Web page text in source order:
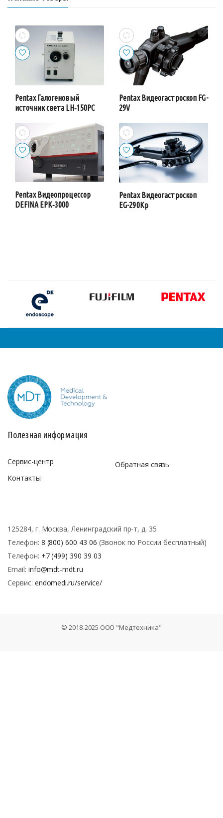
Pentax Галогеновый
источник света LH‑150PC
Pentax Видеогастроскоп FG-
29V
Pentax Видеопроцессор
DEFINA EPK‑3000
Pentax Видеогастроскоп
EG-290Kp
Полезная информация
Сервис-центр
Контакты
Обратная связь
125284, г. Москва, Ленинградский пр-т, д. 35
Телефон: 8 (800) 600 43 06 (Звонок по России бесплатный)
Телефон: +7 (499) 390 39 03
Email: info@mdt-mdt.ru
Сервис: endomedi.ru/service/
© 2018-2025 ООО "Медтехника"